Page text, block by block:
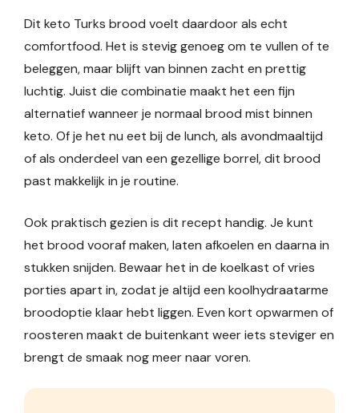
Dit keto Turks brood voelt daardoor als echt
comfortfood. Het is stevig genoeg om te vullen of te
beleggen, maar blijft van binnen zacht en prettig
luchtig. Juist die combinatie maakt het een fijn
alternatief wanneer je normaal brood mist binnen
keto. Of je het nu eet bij de lunch, als avondmaaltijd
of als onderdeel van een gezellige borrel, dit brood
past makkelijk in je routine.
Ook praktisch gezien is dit recept handig. Je kunt
het brood vooraf maken, laten afkoelen en daarna in
stukken snijden. Bewaar het in de koelkast of vries
porties apart in, zodat je altijd een koolhydraatarme
broodoptie klaar hebt liggen. Even kort opwarmen of
roosteren maakt de buitenkant weer iets steviger en
brengt de smaak nog meer naar voren.